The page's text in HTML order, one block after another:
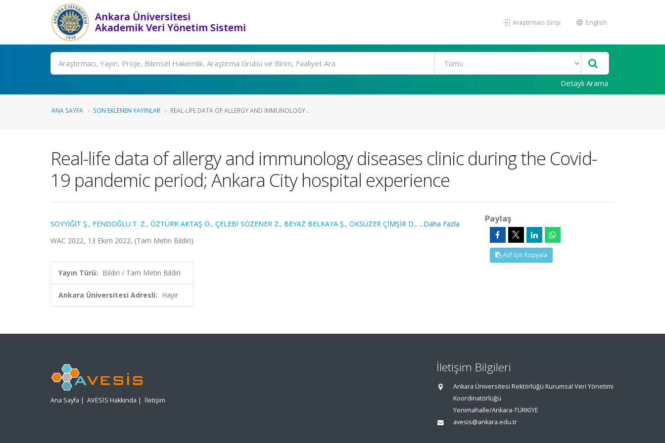
Ankara Üniversitesi
Akademik Veri Yönetim Sistemi
Araştırmacı Girişi English
Ara
Detaylı Arama
ANA SAYFA SON EKLENEN YAYINLAR REAL-LIFE DATA OF ALLERGY AND IMMUNOLOGY...
Real-life data of allergy and immunology diseases clinic during the Covid-
19 pandemic period; Ankara City hospital experience
SOYYİĞİT Ş., FENDOĞLU T. Z., ÖZTÜRK AKTAŞ Ö., ÇELEBİ SÖZENER Z., BEYAZ BELKAYA Ş., ÖKSÜZER ÇİMŞİR D., ...Daha Fazla
WAC 2022, 13 Ekim 2022, (Tam Metin Bildiri)
Yayın Türü: Bildiri / Tam Metin Bildiri
Ankara Üniversitesi Adresli: Hayır
Paylaş
Atıf İçin Kopyala
Ana Sayfa | AVESİS Hakkında | İletişim
İletişim Bilgileri
Ankara Üniversitesi Rektörlüğü Kurumsal Veri Yönetimi
Koordinatörlüğü
Yenimahalle/Ankara-TÜRKİYE
avesis@ankara.edu.tr